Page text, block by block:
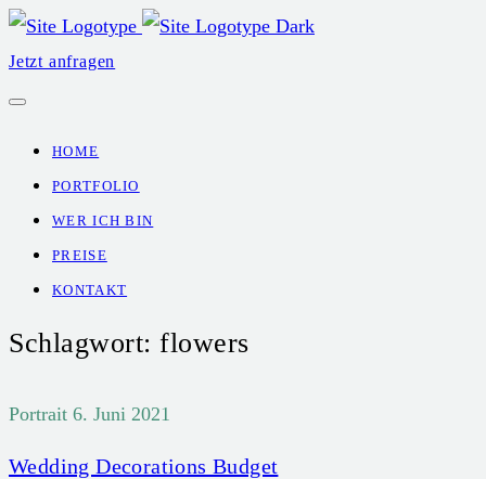
Jetzt anfragen
HOME
PORTFOLIO
WER ICH BIN
PREISE
KONTAKT
Schlagwort:flowers
Portrait 6. Juni 2021
Wedding Decorations Budget